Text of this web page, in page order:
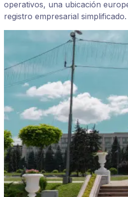
operativos, una ubicación
registro empresarial simplificado.